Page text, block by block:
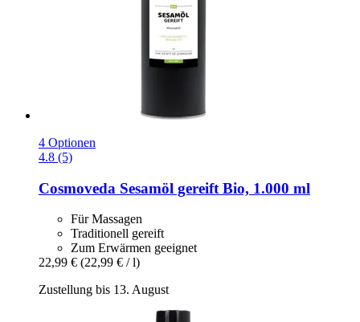
4 Optionen
4.8 (5)
Cosmoveda Sesamöl gereift Bio, 1.000 ml
Für Massagen
Traditionell gereift
Zum Erwärmen geeignet
22,99 € (22,99 € / l)
Zustellung bis 13. August